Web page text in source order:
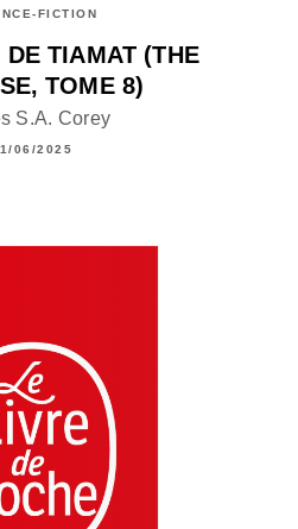
FICTION
DE TIAMAT (THE
TOME 8)
S.A. Corey
06/2025